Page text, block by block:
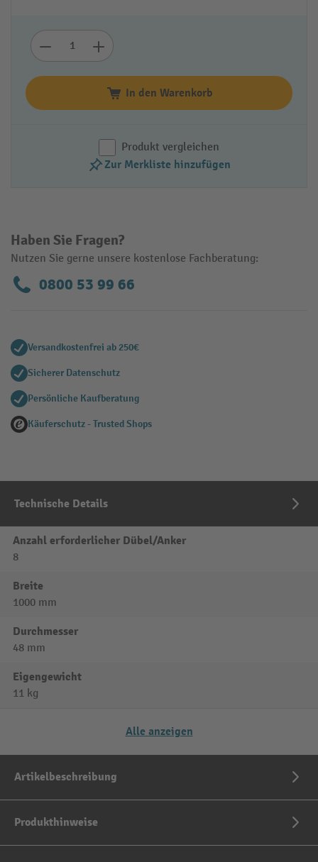
In den Warenkorb
Produkt vergleichen
Zur Merkliste hinzufügen
Haben Sie Fragen?
Nutzen Sie gerne unsere kostenlose Fachberatung:
0800 53 99 66
Versandkostenfrei ab 250€
Sicherer Datenschutz
Persönliche Kaufberatung
Käuferschutz - Trusted Shops
Technische Details
Anzahl erforderlicher Dübel/Anker
8
Breite
1000 mm
Durchmesser
48 mm
Eigengewicht
11 kg
Alle anzeigen
Artikelbeschreibung
Produkthinweise